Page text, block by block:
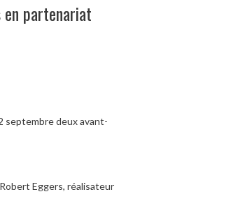
en partenariat
septembre deux avant-
Eggers, réalisateur